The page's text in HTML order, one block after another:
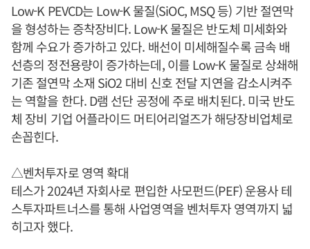
Low-K PEVCD는 Low-K 물질(SiOC, MSQ 등) 기반 절연막
을 형성하는 증착장비다. Low-K 물질은 반도체 미세화와
함께 수요가 증가하고 있다. 배선이 미세해질수록 금속 배
선층의 정전용량이 증가하는데, 이를 Low-K 물질로 상쇄해
기존 절연막 소재 SiO2 대비 신호 전달 지연을 감소시켜주
는 역할을 한다. D램 선단 공정에 주로 배치된다. 미국 반도
체 장비 기업 어플라이드 머티어리얼즈가 해당장비업체로
손꼽힌다.
△벤처투자로 영역 확대
테스가 2024년 자회사로 편입한 사모펀드(PEF) 운용사 테
스투자파트너스를 통해 사업영역을 벤처투자 영역까지 넓
히고자 했다.